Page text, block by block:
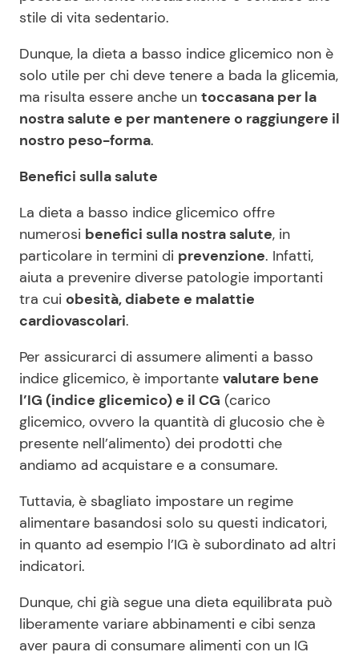
stile di vita sedentario.
Dunque, la dieta a basso indice glicemico non è
solo utile per chi deve tenere a bada la glicemia,
ma risulta essere anche un toccasana per la
nostra salute e per mantenere o raggiungere il
nostro peso-forma.
Benefici sulla salute
La dieta a basso indice glicemico offre
numerosi benefici sulla nostra salute, in
particolare in termini di prevenzione. Infatti,
aiuta a prevenire diverse patologie importanti
tra cui obesità, diabete e malattie
cardiovascolari.
Per assicurarci di assumere alimenti a basso
indice glicemico, è importante valutare bene
l’IG (indice glicemico) e il CG (carico
glicemico, ovvero la quantità di glucosio che è
presente nell’alimento) dei prodotti che
andiamo ad acquistare e a consumare.
Tuttavia, è sbagliato impostare un regime
alimentare basandosi solo su questi indicatori,
in quanto ad esempio l’IG è subordinato ad altri
indicatori.
Dunque, chi già segue una dieta equilibrata può
liberamente variare abbinamenti e cibi senza
aver paura di consumare alimenti con un IG